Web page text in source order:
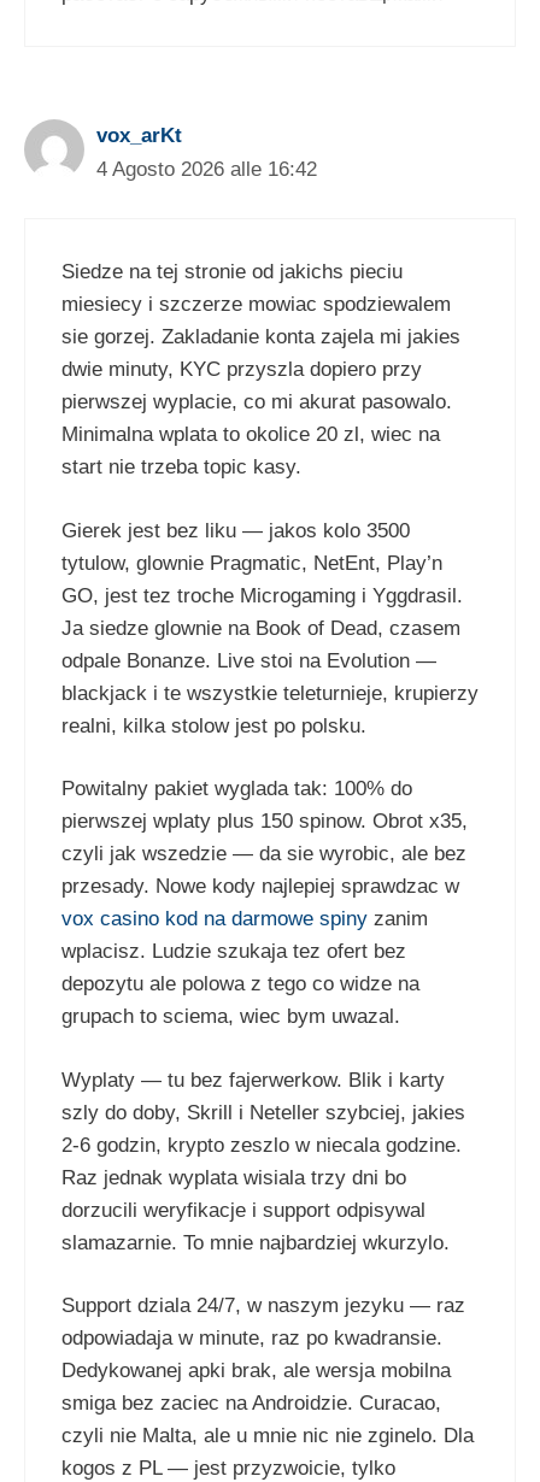
vox_arKt
4 Agosto 2026 alle 16:42
Siedze na tej stronie od jakichs pieciu
miesiecy i szczerze mowiac spodziewalem
sie gorzej. Zakladanie konta zajela mi jakies
dwie minuty, KYC przyszla dopiero przy
pierwszej wyplacie, co mi akurat pasowalo.
Minimalna wplata to okolice 20 zl, wiec na
start nie trzeba topic kasy.
Gierek jest bez liku — jakos kolo 3500
tytulow, glownie Pragmatic, NetEnt, Play’n
GO, jest tez troche Microgaming i Yggdrasil.
Ja siedze glownie na Book of Dead, czasem
odpale Bonanze. Live stoi na Evolution —
blackjack i te wszystkie teleturnieje, krupierzy
realni, kilka stolow jest po polsku.
Powitalny pakiet wyglada tak: 100% do
pierwszej wplaty plus 150 spinow. Obrot x35,
czyli jak wszedzie — da sie wyrobic, ale bez
przesady. Nowe kody najlepiej sprawdzac w
vox casino kod na darmowe spiny zanim
wplacisz. Ludzie szukaja tez ofert bez
depozytu ale polowa z tego co widze na
grupach to sciema, wiec bym uwazal.
Wyplaty — tu bez fajerwerkow. Blik i karty
szly do doby, Skrill i Neteller szybciej, jakies
2-6 godzin, krypto zeszlo w niecala godzine.
Raz jednak wyplata wisiala trzy dni bo
dorzucili weryfikacje i support odpisywal
slamazarnie. To mnie najbardziej wkurzylo.
Support dziala 24/7, w naszym jezyku — raz
odpowiadaja w minute, raz po kwadransie.
Dedykowanej apki brak, ale wersja mobilna
smiga bez zaciec na Androidzie. Curacao,
czyli nie Malta, ale u mnie nic nie zginelo. Dla
kogos z PL — jest przyzwoicie, tylko